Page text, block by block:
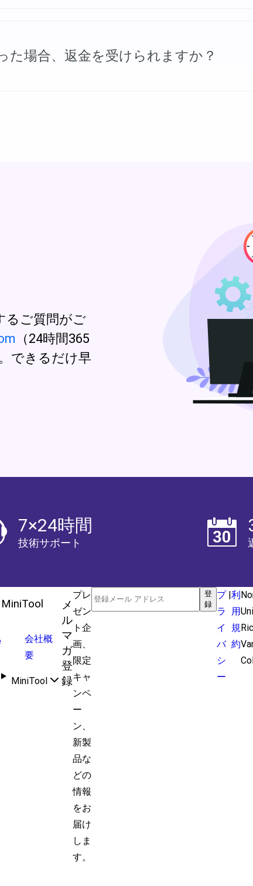
場合、返金を受けられますか？
るご質問がご
（24時間365
できるだけ早
7×24時間
技術サポート
MiniTool
会社概
要
MiniTool
メ
ル
マ
ガ
登
録
プレ
ゼン
ト企
画、
限定
キャ
ンペ
ー
ン、
新製
品な
どの
情報
をお
届け
しま
す。
登
録
プ
ラ
イ
バ
シ
ー
|利
用
規
約